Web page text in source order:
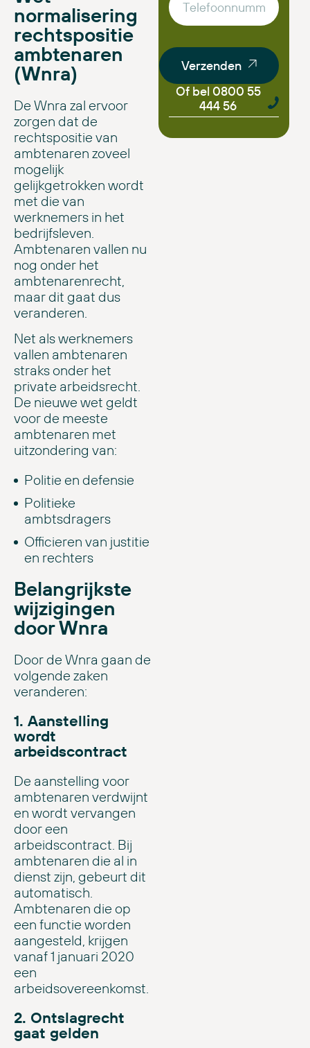
normalisering
rechtspositie
ambtenaren
(Wnra)
De Wnra zal ervoor
zorgen dat de
rechtspositie van
ambtenaren zoveel
mogelijk
gelijkgetrokken wordt
met die van
werknemers in het
bedrijfsleven.
Ambtenaren vallen nu
nog onder het
ambtenarenrecht,
maar dit gaat dus
veranderen.
Net als werknemers
vallen ambtenaren
straks onder het
private arbeidsrecht.
De nieuwe wet geldt
voor de meeste
ambtenaren met
uitzondering van:
Politie en defensie
Politieke
ambtsdragers
Officieren van justitie
en rechters
Belangrijkste
wijzigingen
door Wnra
Door de Wnra gaan de
volgende zaken
veranderen:
1. Aanstelling
wordt
arbeidscontract
De aanstelling voor
ambtenaren verdwijnt
en wordt vervangen
door een
arbeidscontract. Bij
ambtenaren die al in
dienst zijn, gebeurt dit
automatisch.
Ambtenaren die op
een functie worden
aangesteld, krijgen
vanaf 1 januari 2020
een
arbeidsovereenkomst.
2. Ontslagrecht
gaat gelden
Verzenden
Of bel 0800 55
444 56